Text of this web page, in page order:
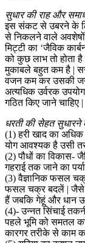
सुधार की राह और
इस संकट से उबरने के
से निकलने वाले
मिट्टी का ‘जैविक
को कुछ लाभ तो होता
मुकाबले बहुत कम है |
वजन कम कर उसकी
अत्यधिक उर्वरक उपयोग
गठित किए जाने चाहिए |
धरती की सेहत
(1) हरी खाद का
योग आवश्यक है उसी
(2) पौधों का विकास-
गहराई तक जाने का
(3) वैज्ञानिक फसल
फसल चक्र बदलें | जैसे
हैं जबकि गेहूं और धान
(4)- उन्नत सिंचाई
पहले भूमि को समतल
कारगर तरीके से काम